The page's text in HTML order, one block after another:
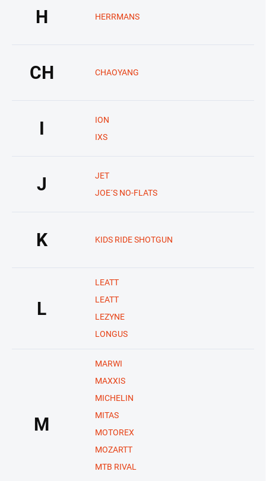
H HERRMANS
CH CHAOYANG
I
ION
IXS
J
JET
JOE´S NO-FLATS
K KIDS RIDE SHOTGUN
L
LEATT
LEATT
LEZYNE
LONGUS
M
MARWI
MAXXIS
MICHELIN
MITAS
MOTOREX
MOZARTT
MTB RIVAL